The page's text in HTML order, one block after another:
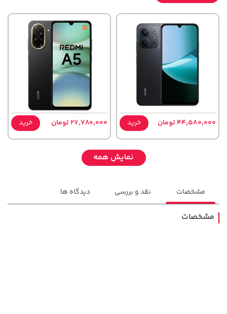
44,580,000 تومان خرید 27,780,000 تومان خرید
نمایش همه
مشخصات نقد و بررسی دیدگاه ها
مشخصات